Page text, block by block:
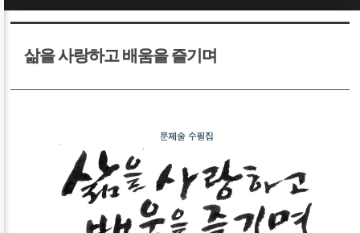
삶을 사랑하고 배움을 즐기며
Sketchbook5, 스케치북5
Sketchbook5, 스케치북5
Sketchbook5, 스케치북5
Sketchbook5, 스케치북5